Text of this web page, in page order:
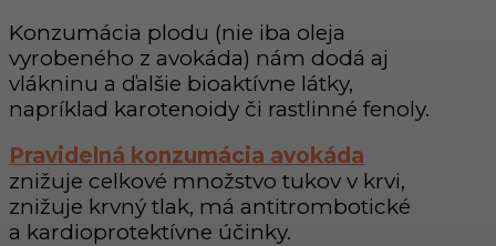
Konzumácia plodu (nie iba oleja
vyrobeného z avokáda) nám dodá aj
vlákninu a ďalšie bioaktívne látky,
napríklad karotenoidy či rastlinné fenoly.
Pravidelná konzumácia avokáda
znižuje celkové množstvo tukov v krvi,
znižuje krvný tlak, má antitrombotické
a kardioprotektívne účinky.